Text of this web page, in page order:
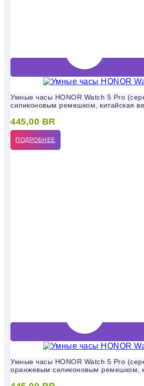
Умные часы HONOR Watch 5 Pro
силиконовым ремешком, китайская
445,00 BR
ПОДРОБНЕЕ
Умные часы HONOR Watch 5 Pro
оранжевым силиконовым ремешком,